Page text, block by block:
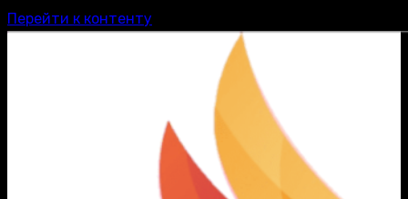
Перейти к контенту